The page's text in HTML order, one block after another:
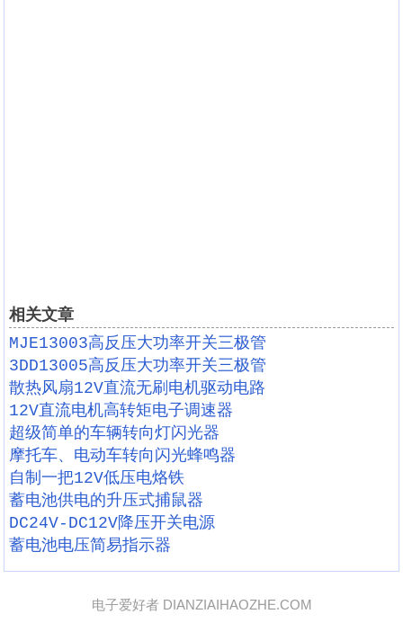
相关文章
MJE13003高反压大功率开关三极管
3DD13005高反压大功率开关三极管
散热风扇12V直流无刷电机驱动电路
12V直流电机高转矩电子调速器
超级简单的车辆转向灯闪光器
摩托车、电动车转向闪光蜂鸣器
自制一把12V低压电烙铁
蓄电池供电的升压式捕鼠器
DC24V-DC12V降压开关电源
蓄电池电压简易指示器
电子爱好者 DIANZIAIHAOZHE.COM